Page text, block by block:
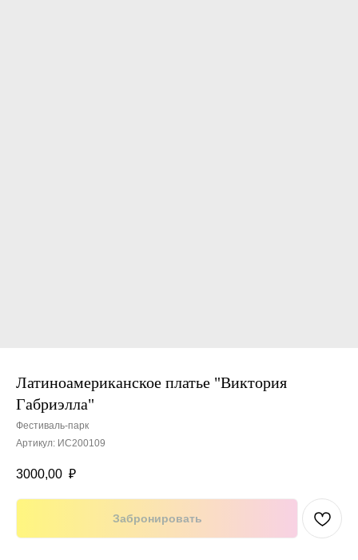
Латиноамериканское платье "Виктория
Габриэлла"
Фестиваль-парк
Артикул: ИС200109
3000,00 ₽
Забронировать